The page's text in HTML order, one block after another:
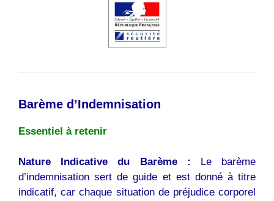
Barème d’Indemnisation
Essentiel à retenir
Nature Indicative du Barème : Le barème
d’indemnisation sert de guide et est donné à titre
indicatif, car chaque situation de préjudice corporel